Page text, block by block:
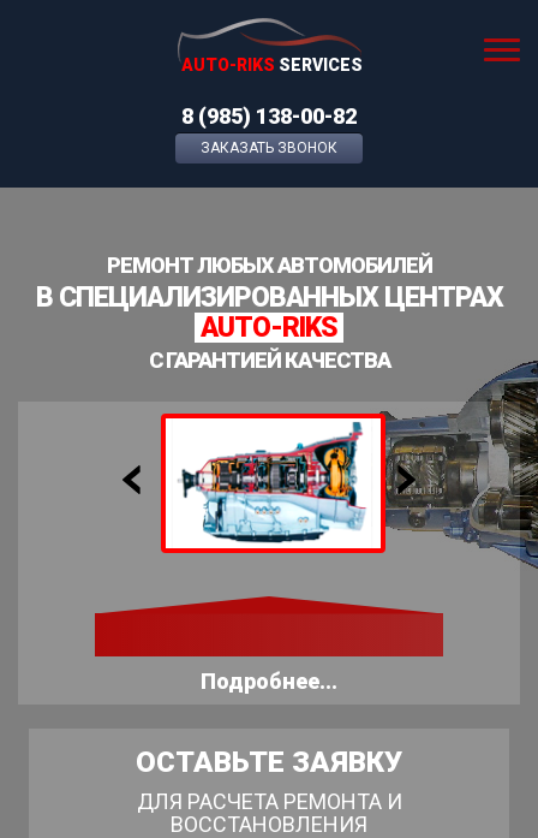
AUTO-RIKS SERVICES
8 (985) 138-00-82
ЗАКАЗАТЬ ЗВОНОК
РЕМОНТ ЛЮБЫХ АВТОМОБИЛЕЙ
В СПЕЦИАЛИЗИРОВАННЫХ ЦЕНТРАХ
AUTO-RIKS
С ГАРАНТИЕЙ КАЧЕСТВА
Подробнее...
ОСТАВЬТЕ ЗАЯВКУ
ДЛЯ РАСЧЕТА РЕМОНТА И
ВОССТАНОВЛЕНИЯ